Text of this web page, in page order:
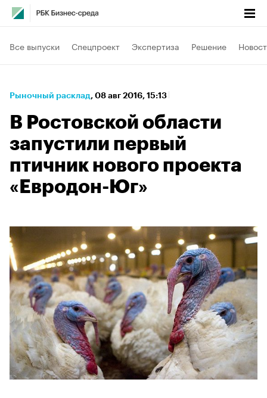
Все выпуски Спецпроект Экспертиза Решение
Рыночный расклад⁠, 08 авг 2016, 15:13
В Ростовской области
запустили первый
птичник нового проекта
«Евродон-Юг»